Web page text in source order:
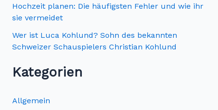
:Hochzeit planen: Die häufigsten Fehler und wie ihr
sie vermeidet
Wer ist Luca Kohlund? Sohn des bekannten
Schweizer Schauspielers Christian Kohlund
Kategorien
Allgemein